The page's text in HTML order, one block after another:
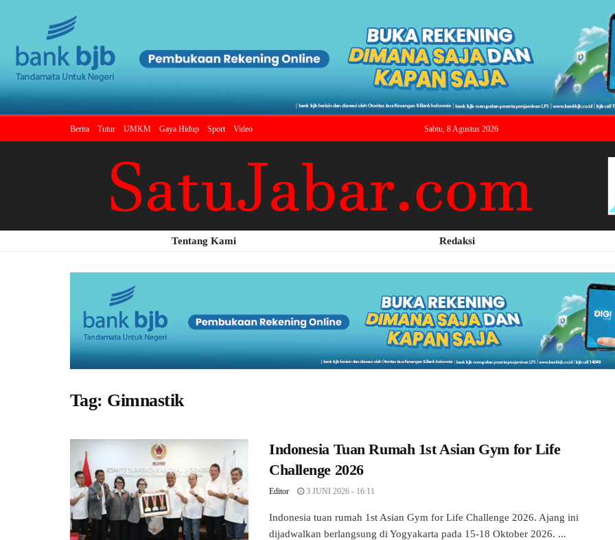
Berita Tutur UMKM Gaya Hidup Sport Video Sabtu, 8 Agustus 2026
Tentang Kami Redaksi
Tag: Gimnastik
Indonesia Tuan Rumah 1st Asian Gym for Life
Challenge 2026
Editor 3 JUNI 2026 - 16:11
Indonesia tuan rumah 1st Asian Gym for Life Challenge 2026. Ajang ini
dijadwalkan berlangsung di Yogyakarta pada 15-18 Oktober 2026. ...